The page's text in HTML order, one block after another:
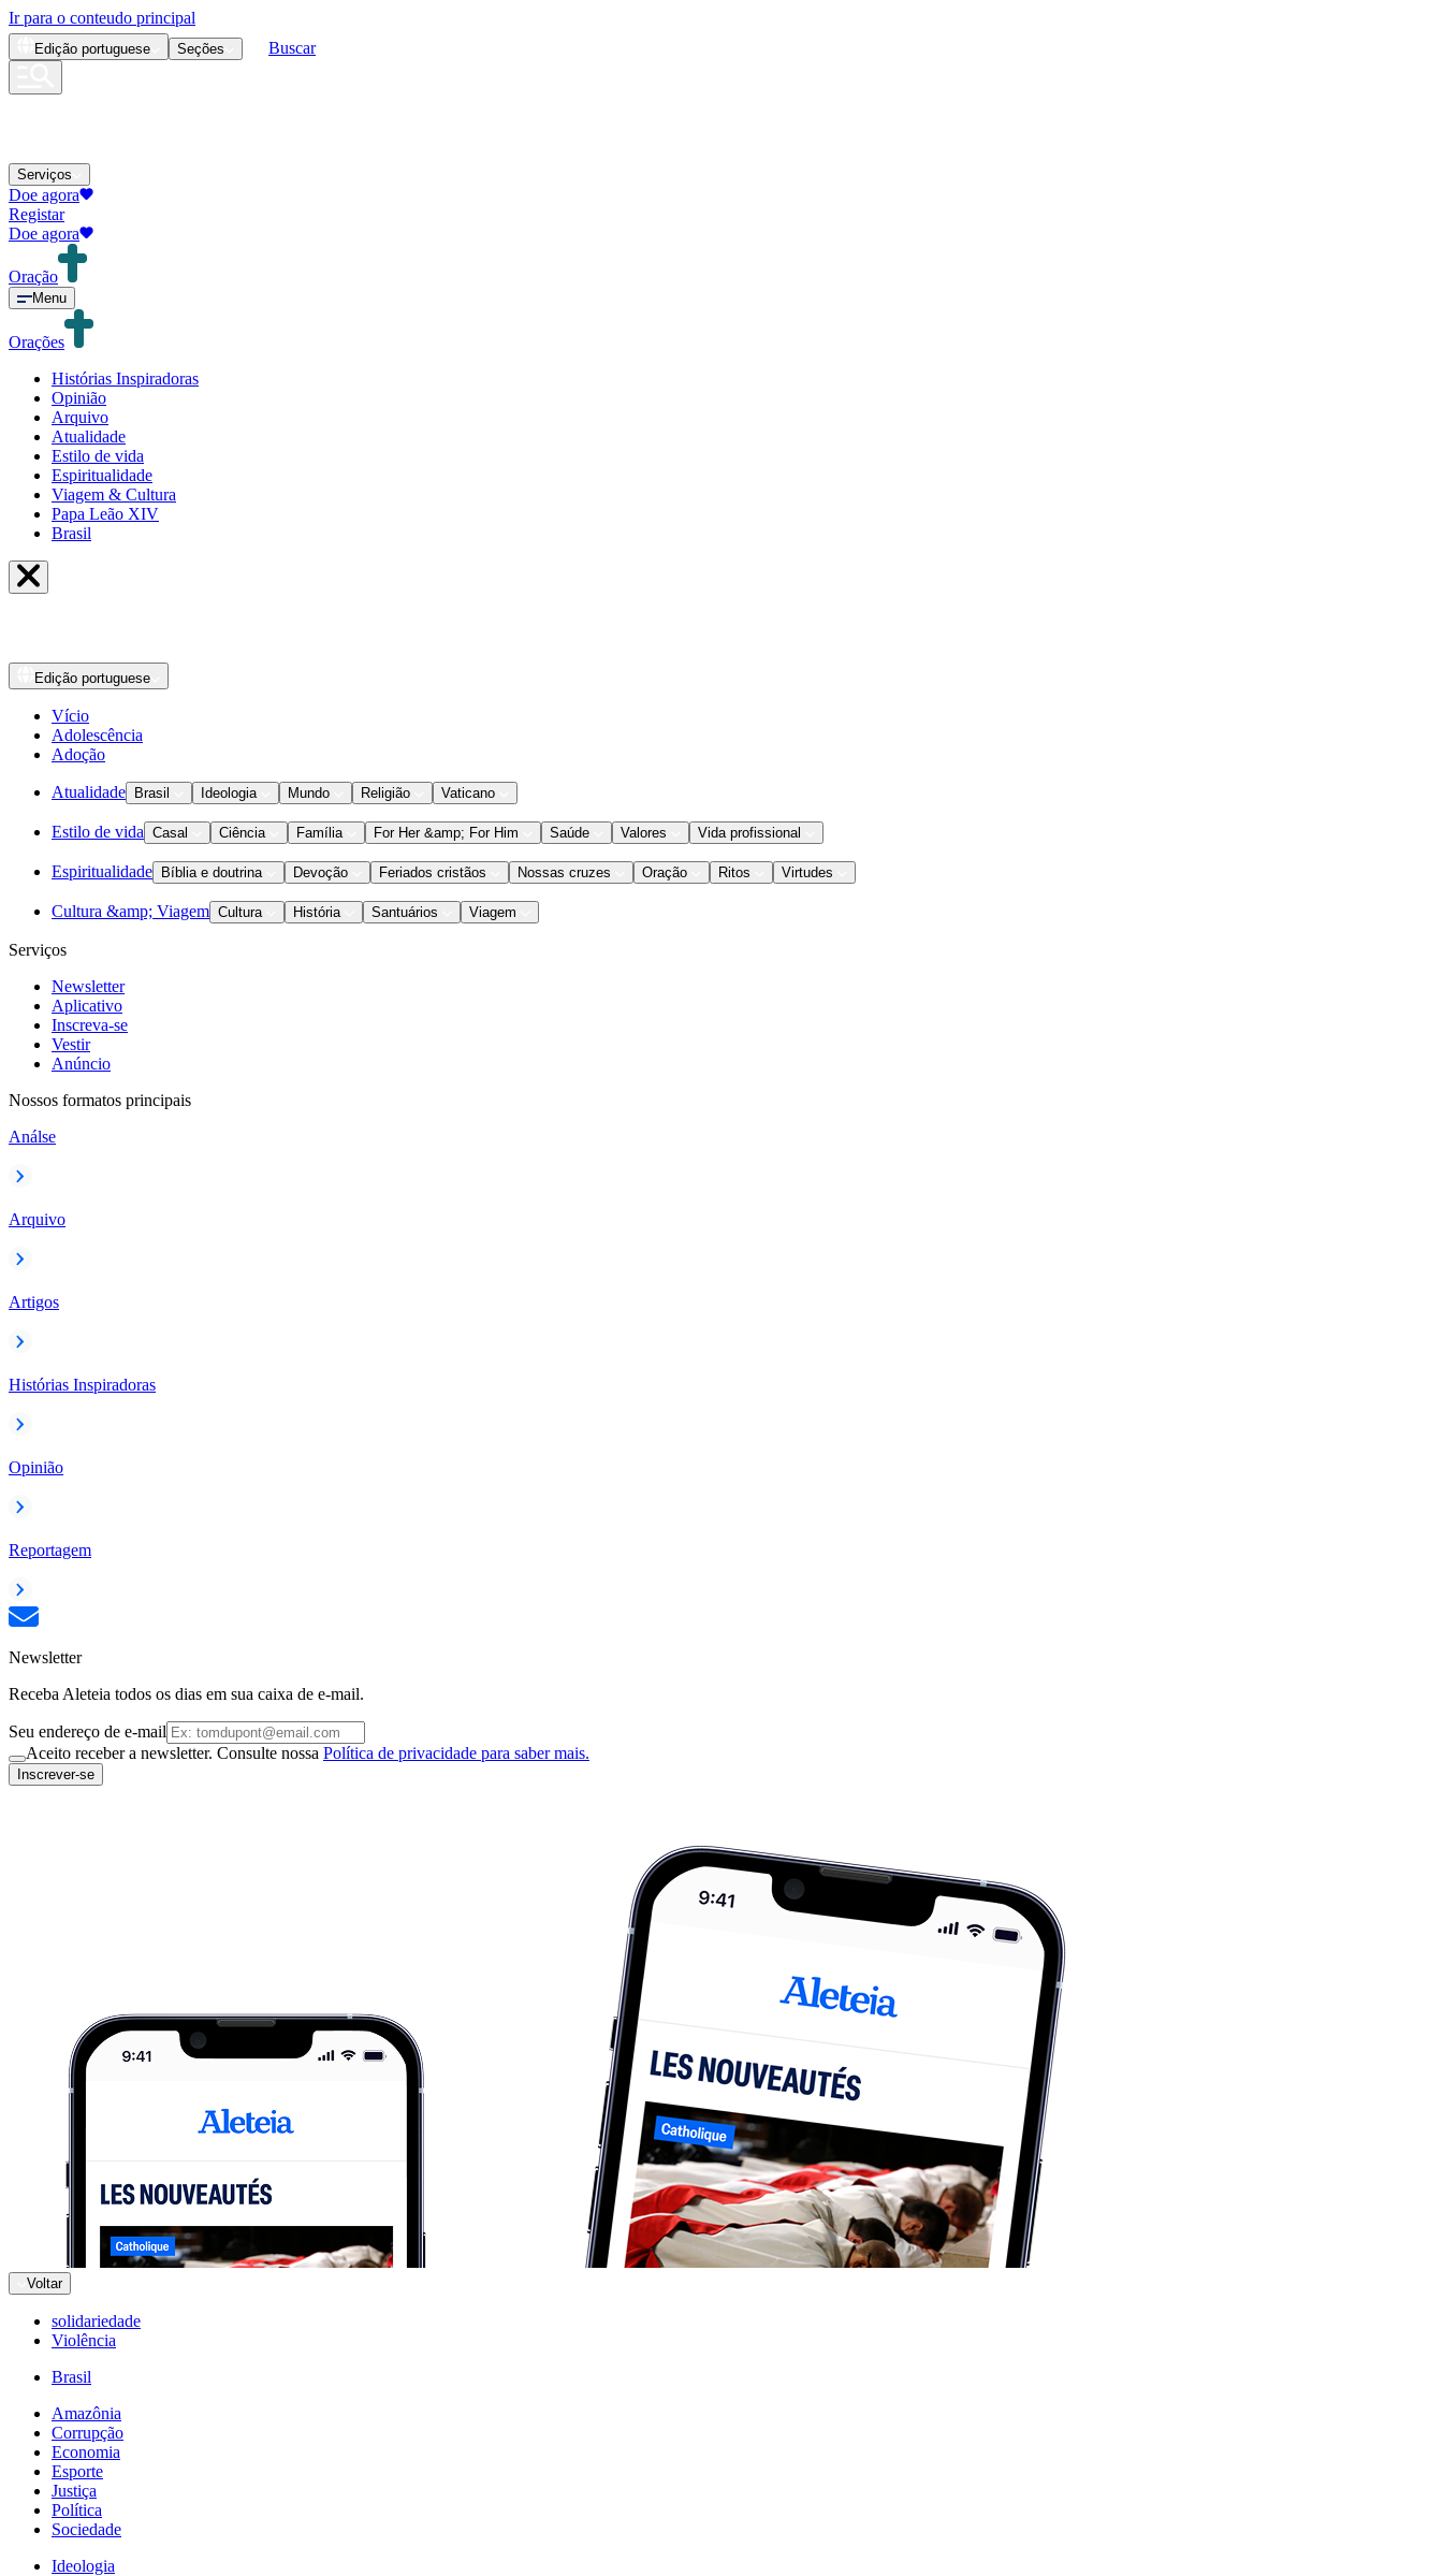
Ir para o conteudo principal
Edição portuguese Seções Buscar
Serviços
Doe agora
Registar
Doe agora
Oração
Menu
Orações
Histórias Inspiradoras
Opinião
Arquivo
Atualidade
Estilo de vida
Espiritualidade
Viagem & Cultura
Papa Leão XIV
Brasil
Edição portuguese
Vício
Adolescência
Adoção
Atualidade Brasil Ideologia Mundo Religião Vaticano
Estilo de vida Casal Ciência Família For Her &amp; For Him Saúde Valores Vida profissional
Espiritualidade Bíblia e doutrina Devoção Feriados cristãos Nossas cruzes Oração Ritos Virtudes
Cultura &amp; Viagem Cultura História Santuários Viagem
Serviços
Newsletter
Aplicativo
Inscreva-se
Vestir
Anúncio
Nossos formatos principais
Análse
Arquivo
Artigos
Histórias Inspiradoras
Opinião
Reportagem
Newsletter
Receba Aleteia todos os dias em sua caixa de e-mail.
Seu endereço de e-mail
Aceito receber a newsletter. Consulte nossa Política de privacidade para saber mais.
Inscrever-se
Voltar
solidariedade
Violência
Brasil
Amazônia
Corrupção
Economia
Esporte
Justiça
Política
Sociedade
Ideologia